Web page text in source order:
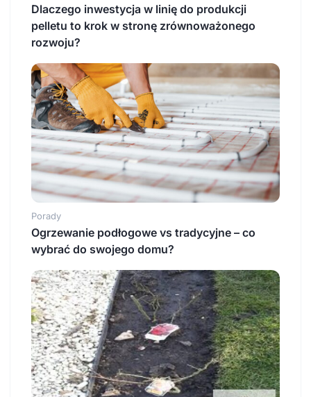
Dlaczego inwestycja w linię do produkcji
pelletu to krok w stronę zrównoważonego
rozwoju?
Porady
Ogrzewanie podłogowe vs tradycyjne – co
wybrać do swojego domu?